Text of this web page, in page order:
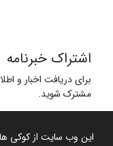
این وب سایت از کوکی ها
اشتراک خبرنامه
برای دریافت اخبار و
مشترک شوید.